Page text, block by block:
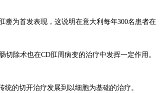
瘘为首发表现，这说明在意大利每年300名患者在
切除术也在CD肛周病变的治疗中发挥一定作用。
统的切开治疗发展到以细胞为基础的治疗。